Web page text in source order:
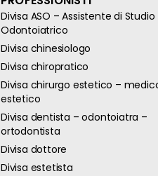
Divisa ASO – Assistente di Studio
Odontoiatrico
Divisa chinesiologo
Divisa chiropratico
Divisa chirurgo estetico –
estetico
Divisa dentista – odontoiatra –
ortodontista
Divisa dottore
Divisa estetista